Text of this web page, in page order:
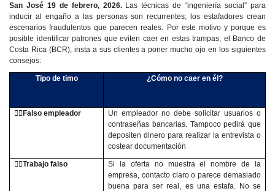
San José 19 de febrero, 2026. Las técnicas de “ingeniería social” para
inducir al engaño a las personas son recurrentes; los estafadores crean
escenariosfraudulentos que parecen reales. Por este motivo y porque es
posible identificar patrones que eviten caer en estas trampas, el Banco de
Costa Rica (BCR), insta a sus clientes a poner mucho ojo en los siguientes
consejos:
Tipo de timo ¿Cómo no caer en él?
👷‍♂️Falso empleador
Un empleador no debe solicitar usuarios o
contraseñas bancarias. Tampoco pedirá que
depositen dinero para realizar la entrevista o
costear documentación
👷‍♀️Trabajo falso
Si la oferta no muestra el nombre de la
empresa, contacto claro o parece demasiado
buena para ser real, es una estafa. No se